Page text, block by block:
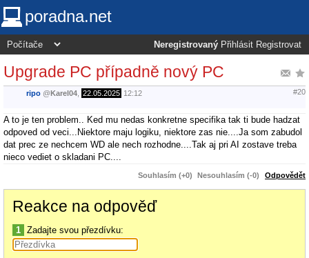
poradna.net
Neregistrovaný Přihlásit Registrovat
Upgrade PC případně nový PC
ripo @Karel04 22.05.2025 12:12 #20
A to je ten problem.. Ked mu nedas konkretne specifika tak ti bude hadzat
odpoved od veci...Niektore maju logiku, niektore zas nie....Ja som zabudol
dat prec ze nechcem WD ale nech rozhodne....Tak aj pri AI zostave treba
nieco vediet o skladani PC....
Souhlasím (+0) Nesouhlasím (-0) Odpovědět
Reakce na odpověď
1 Zadajte svou přezdívku: